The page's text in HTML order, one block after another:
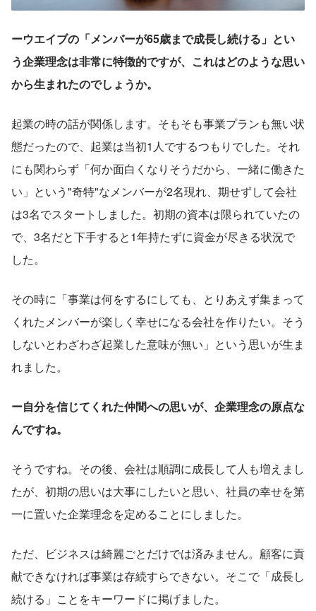
ーウエイブの「メンバーが65歳まで成長し続ける」とい
う企業理念は非常に特徴的ですが、これはどのような思い
から生まれたのでしょうか。
起業の時の話が関係します。そもそも事業プランも無い状
態だったので、起業は当初1人でするつもりでした。それ
にも関わらず「何か面白くなりそうだから、一緒に働きた
い」という"奇特"なメンバーが2名現れ、期せずして会社
は3名でスタートしました。初期の資本は限られていたの
で、3名だと下手すると1年持たずに資金が尽きる状況で
した。
その時に「事業は何をするにしても、とりあえず集まって
くれたメンバーが楽しく幸せになる会社を作りたい。そう
しないとわざわざ起業した意味が無い」という思いが生ま
れました。
ー自分を信じてくれた仲間への思いが、企業理念の原点な
んですね。
そうですね。その後、会社は順調に成長して人も増えまし
たが、初期の思いは大事にしたいと思い、社員の幸せを第
一に置いた企業理念を定めることにしました。
ただ、ビジネスは綺麗ごとだけでは済みません。顧客に貢
献できなければ事業は存続すらできない。そこで「成長し
続ける」ことをキーワードに掲げました。